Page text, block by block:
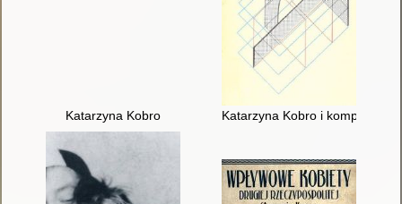
Katarzyna Kobro Katarzyna Kobro i kompozycja